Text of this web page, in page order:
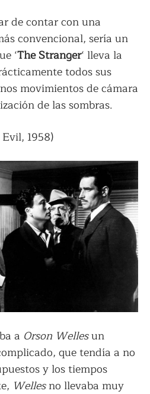
de contar con una
convencional, sería un
‘The Stranger‘ lleva la
todos sus
movimientos de cámara
de las sombras.
1958)
a Orson Wellesun
que tendía a no
y los tiempos
Wellesno llevaba muy